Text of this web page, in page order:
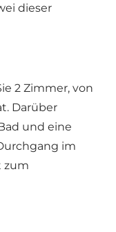
dieser
2 Zimmer, von
Darüber
und eine
im
zum